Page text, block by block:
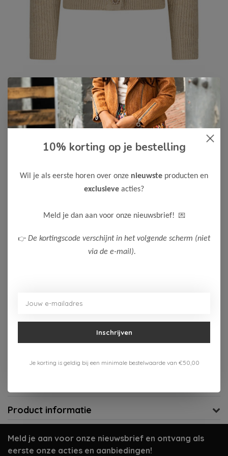
Le Chic Meisjes Vest OMSKY
Kleur: Cute Cortado
98/104 110/116
Op voorraad (1)
Gratis verzenden vanaf 75,-
Meer informatie?Neem contact op over dit product
Product informatie
Meld je aan voor onze nieuwsbrief en ontvang als
eerste onze acties en aanbiedingen!
10% korting op je bestelling
Wil je als eerste horen over onze nieuwste producten en
exclusieve acties?
Meld je dan aan voor onze nieuwsbrief! 💌
👉 De kortingscode verschijnt in het volgende scherm (niet
via de e-mail).
Inschrijven
Je korting is geldig bij een minimale bestelwaarde van €50,00